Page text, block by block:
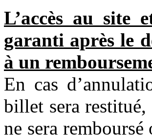
L’accès au site
garanti après le
à un
En cas
billet sera
ne sera